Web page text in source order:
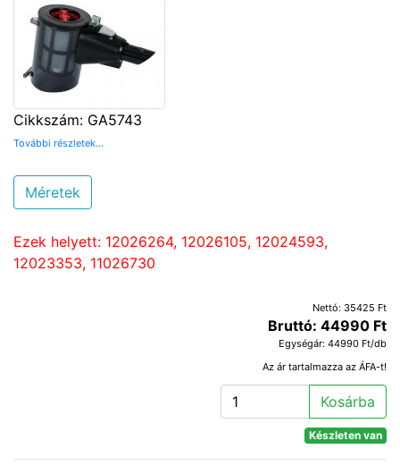
Cikkszám: GA5743
További részletek...
Méretek
Ezek helyett: 12026264, 12026105, 12024593,
12023353, 11026730
Nettó: 35425 Ft
Bruttó: 44990 Ft
Egységár: 44990 Ft/db
Az ár tartalmazza az ÁFA-t!
Kosárba
Készleten van